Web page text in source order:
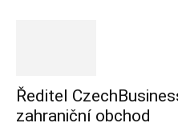
Ředitel
zahraniční obchod